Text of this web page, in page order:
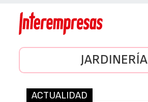
JARDINERÍA
ACTUALIDAD